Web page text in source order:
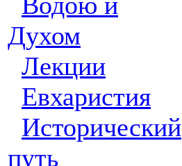
Духом
Лекции
Евхаристия
Исторический
путь